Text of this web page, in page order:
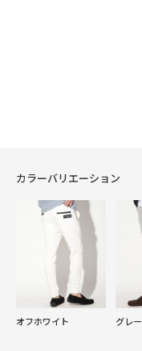
カラーバリエーション
オフホワイト グレー